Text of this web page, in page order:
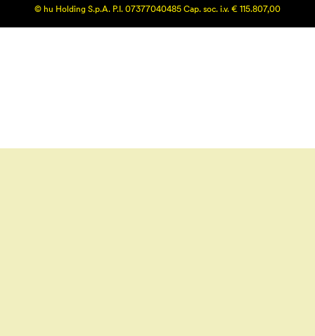
© hu Holding S.p.A. P.I. 07377040485 Cap. soc. i.v. € 115.807,00